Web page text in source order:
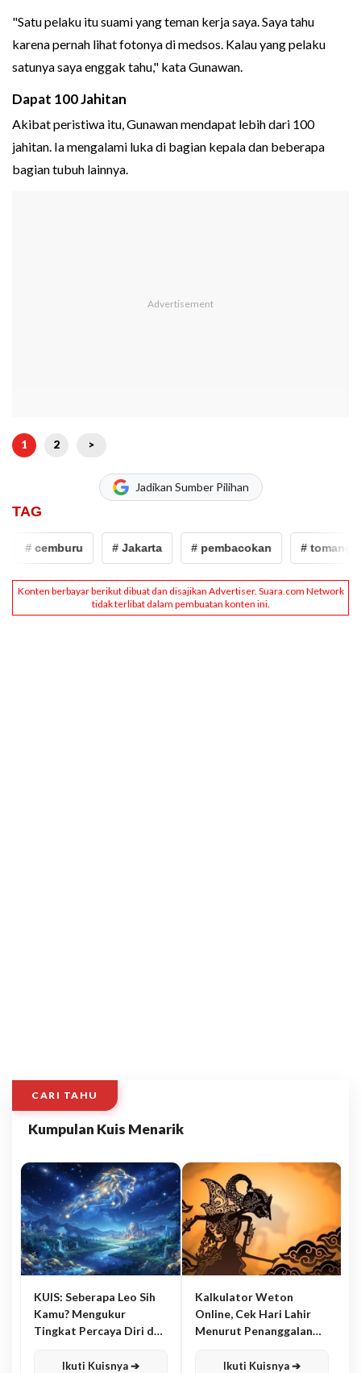
"Satu pelaku itu suami yang teman kerja saya. Saya tahu
karena pernah lihat fotonya di medsos. Kalau yang pelaku
satunya saya enggak tahu," kata Gunawan.
Dapat 100 Jahitan
Akibat peristiwa itu, Gunawan mendapat lebih dari 100
jahitan. Ia mengalami luka di bagian kepala dan beberapa
bagian tubuh lainnya.
1 2 >
Jadikan Sumber Pilihan
TAG
# cemburu # Jakarta # pembacokan # tomang
CARI TAHU
Kumpulan Kuis Menarik
KUIS: Seberapa Leo Sih
Kamu? Mengukur
Tingkat Percaya Diri dan
Ikuti Kuisnya ➔
Kalkulator Weton
Online, Cek Hari Lahir
Menurut Penanggalan
Ikuti Kuisnya ➔